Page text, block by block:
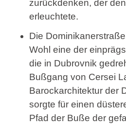
zurückdenken, der
erleuchtete.
Die
Wohl eine der
die in Dubrovnik
Bußgang von Cersei
Barockarchitektur der
sorgte für einen
Pfad der Buße der